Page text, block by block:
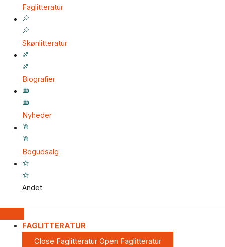
Faglitteratur
Skønlitteratur
Biografier
Nyheder
Bogudsalg
Andet
FAGLITTERATUR
Close Faglitteratur Open Faglitteratur